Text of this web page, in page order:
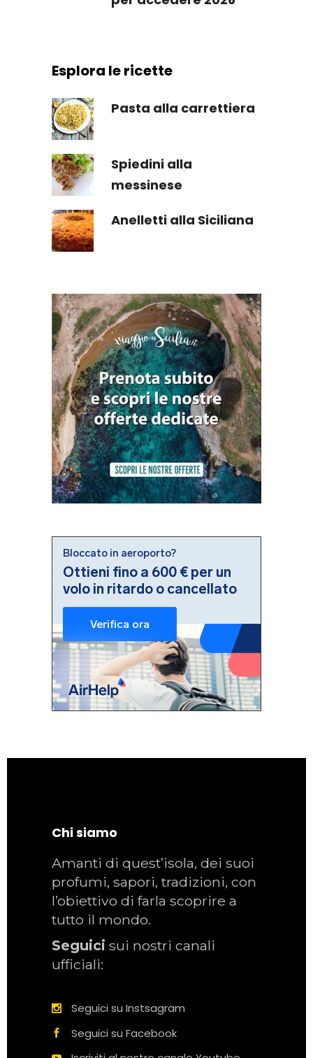
Esplora le ricette
Pasta alla carrettiera
Spiedini alla
messinese
Anelletti alla Siciliana
Chi siamo
Amanti di quest’isola, dei suoi
profumi, sapori, tradizioni, con
l’obiettivo di farla scoprire a
tutto il mondo.
Seguici sui nostri canali
ufficiali:
Seguici su Instsagram
Seguici su Facebook